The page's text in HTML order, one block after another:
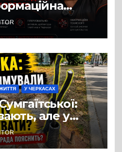
говорили
і Сергій
«Антени»
У ЧЕРКАСАХ
але у
питання